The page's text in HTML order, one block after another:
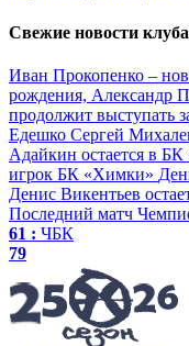
Свежие новости клуба
Иван Прокопенко –
рождения, Александр
продолжит выступать
Едешко Сергей
Адайкин остается в
игрок БК «Химки»
Денис Викентьев
Последний матч
61 : ЧБК
79